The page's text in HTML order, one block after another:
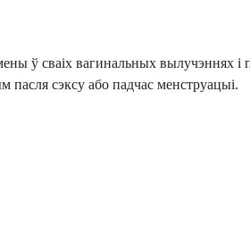
ў сваіх вагинальных вылучэннях
сэксу або падчас менструацыі.